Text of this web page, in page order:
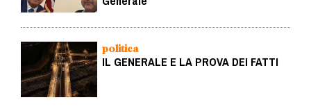
politica
IL GENERALE E LA PROVA DEI FATTI